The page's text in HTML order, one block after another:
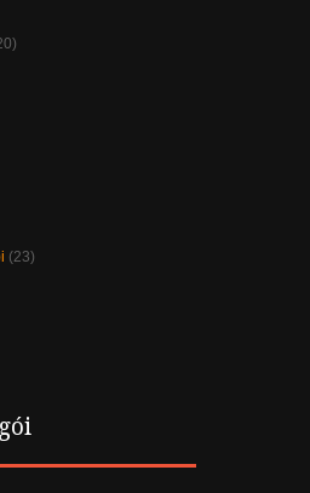
(23)